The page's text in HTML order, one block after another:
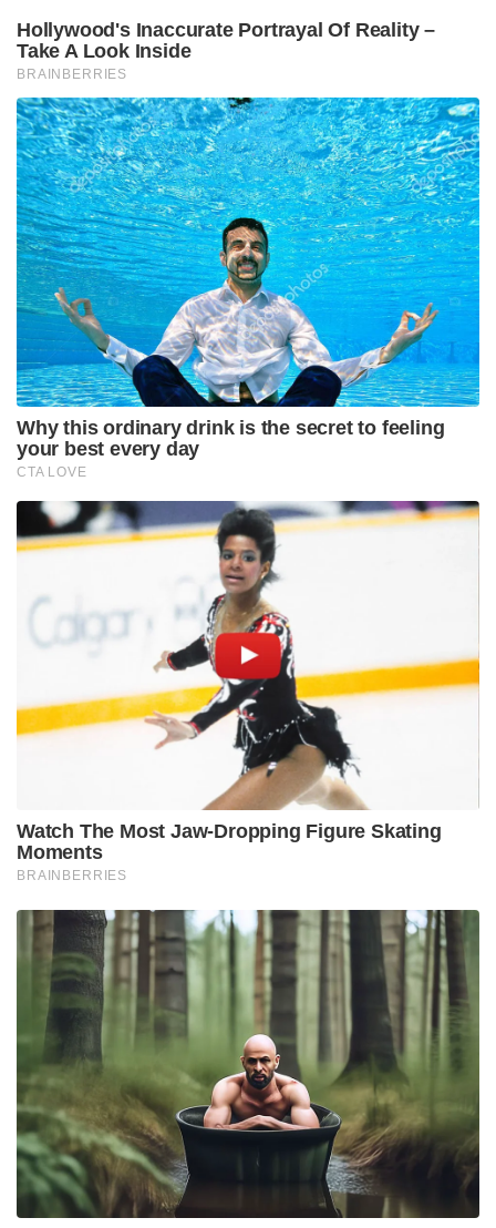
Stories you may like
‘ചെക്ക് പോസ്റ്റ് വെട്ടിച്ച് മിന്നൽ പാച്ചൽ; റംബാനിൽ
അതിജാഗ്രത, അനന്ത്നാഗിൽ ഡിജിറ്റൽ
ഉപകരണങ്ങൾ പിടിച്ചെടുത്ത് സി.ഐ.കെ!’: കശ്മീരിൽ
കനത്ത സുരക്ഷ!
‘പാകിസ്താനിൽ വീണ്ടും സൈനിക അട്ടിമറിക്ക്
കളമൊരുങ്ങുന്നു; ഷെഹ്ബാസ് ഷെരീഫ് പുറത്തേക്ക്!’:
ആസിം മുനീർ സർവ്വാധികാരിയാകും
പാകിസ്താനിൽ ഇന്റലിജൻസ് ഏജൻസിയായ
ഐഎസ്ഐയുടെ തലവൻ ലഫ്റ്റനന്റ് ജനറൽ
മുഹമ്മദ് അസിം മാലിക് ദേശീയ സുരക്ഷാ
ഉപദേഷ്ടാവായി ചുമതലയേറ്റെടുത്തിരുന്നു. ഈ
സാഹചര്യത്തിൽ പാക് സൈന്യവുമായി നേരിട്ട്
സംസാരിക്കാൻ കഴിയുന്ന ഒരു വേദി ഇന്ത്യയ്ക്ക്
ഗുണകരമാകും. 2015-18 കാലയളവിൽ അജിത്
എൻഎസ്എയുമായി നടത്തിയ രഹസ്യ ചർച്ചകൾ മുൻ
മാതൃകയായുണ്ട്. എങ്കിലും, ഭാരതത്തിന്റെ ദേശീയ
താത്പര്യങ്ങളിലും അതിർത്തി സുരക്ഷയിലും
വിട്ടുവീഴ്ചയില്ലാത്ത കർക്കശമായ നിലപാട്
തുടർന്നുകൊണ്ട് തന്നെയാകും ഇത്തരം നീക്കങ്ങളെന്ന്
കേന്ദ്ര സർക്കാർ വൃത്തങ്ങൾ നൽകുന്ന സൂചന.
Tags: Ex-Army generals
retired diplomats
National Security Advisor Ajit Doval